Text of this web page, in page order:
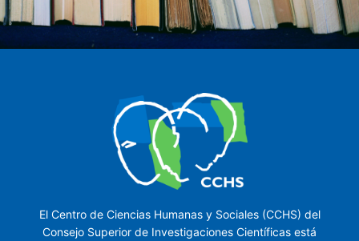
El Centro de Ciencias Humanas y Sociales (CCHS) del
Consejo Superior de Investigaciones Científicas está